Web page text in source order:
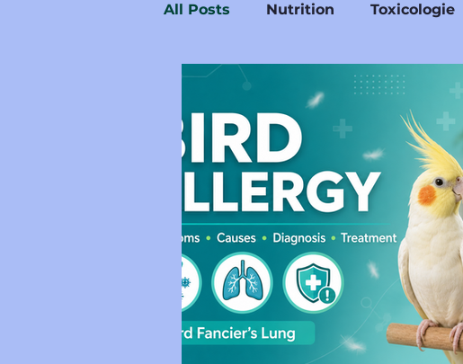
All Posts Nutrition Toxicologie
Ingrédients et Substances